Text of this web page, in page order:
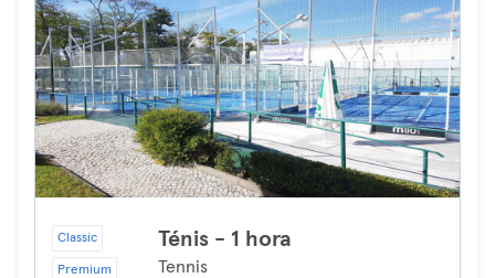
Classic
Premium
Ténis - 1 hora
Tennis